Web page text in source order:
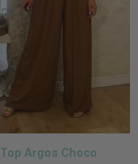
Top Argos Choco